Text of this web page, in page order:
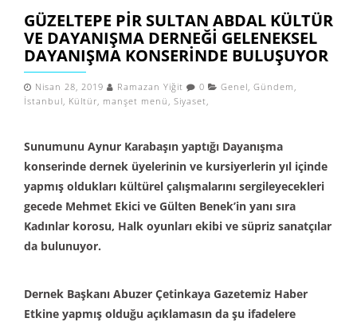
GÜZELTEPE PIR SULTAN ABDAL KÜLTÜR
VE DAYANIŞMA DERNEĞI GELENEKSEL
DAYANIŞMA KONSERINDE BULUŞUYOR
Nisan 28, 2019 Ramazan Yiğit 0 Genel, Gündem ,
İstanbul, Kültür, manşet menü , Siyaset,
Sunumunu Aynur Karabaşın yaptığı Dayanışma
konserinde dernek üyelerinin ve kursiyerlerin yıl içinde
yapmış oldukları kültürel çalışmalarını sergileyecekleri
gecede Mehmet Ekici ve Gülten Benek’in yanı sıra
Kadınlar korosu, Halk oyunları ekibi ve süpriz sanatçılar
da bulunuyor.
Dernek Başkanı Abuzer Çetinkaya Gazetemiz Haber
Etkine yapmış olduğu açıklamasın da şu ifadelere